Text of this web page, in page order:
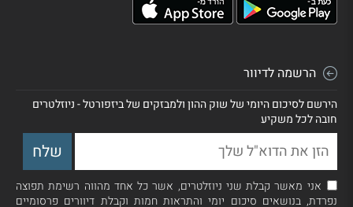
הרשמה לדיוור
הירשם לסיכום היומי של שוק ההון ולמבזקים של ביזפורטל - ניוזלטרים
חובה לכל משקיע
אני מאשר קבלת שני ניוזלטרים, אשר כל אחד מהווה רשימת תפוצה
נפרדת, בנושאים סיכום יומי והתראות חמות וקבלת דיוורים פרסומיים